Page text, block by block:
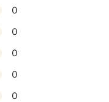
0
0
0
0
0